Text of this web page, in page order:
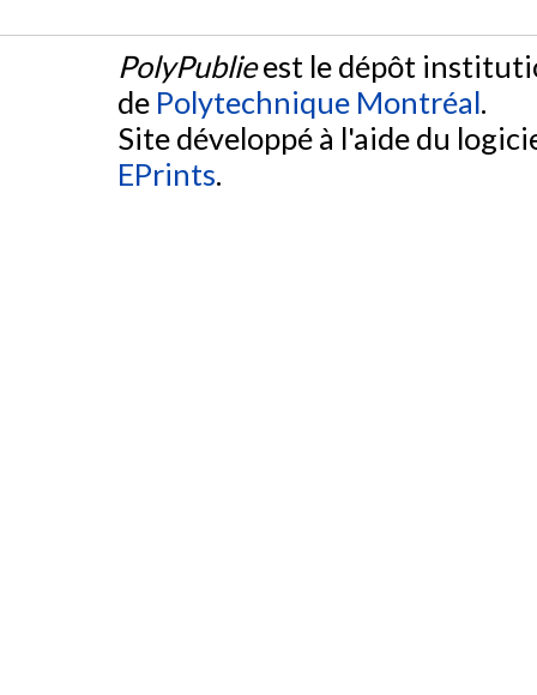
PolyPublieest le dépôt
de Polytechnique Montréal.
Site développé à l'aide du
EPrints.